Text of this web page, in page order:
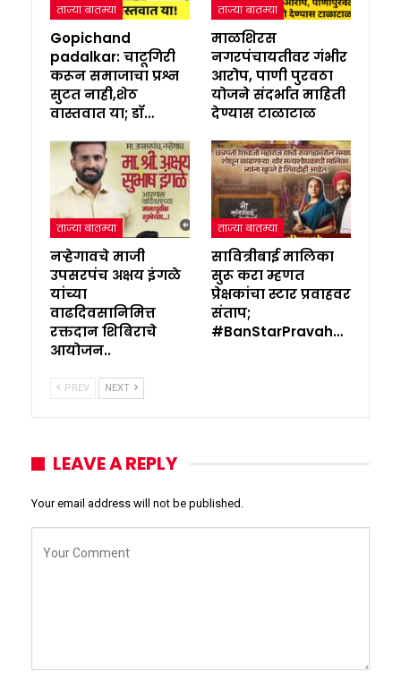
ताज्या बातम्या
Gopichand
padalkar: चाटूगिरी
करून समाजाचा प्रश्न
सुटत नाही,शेठ
वास्तवात या; डॉ…
ताज्या बातम्या
माळशिरस
नगरपंचायतीवर गंभीर
आरोप, पाणी पुरवठा
योजने संदर्भात माहिती
देण्यास टाळाटाळ
ताज्या बातम्या
नऱ्हेगावचे माजी
उपसरपंच अक्षय इंगळे
यांच्या
वाढदिवसानिमित्त
रक्तदान शिबिराचे
आयोजन..
ताज्या बातम्या
सावित्रीबाई मालिका
सुरू करा म्हणत
प्रेक्षकांचा स्टार प्रवाहवर
संताप;
#BanStarPravah…
PREV NEXT
LEAVE A REPLY
Your email address will not be published.